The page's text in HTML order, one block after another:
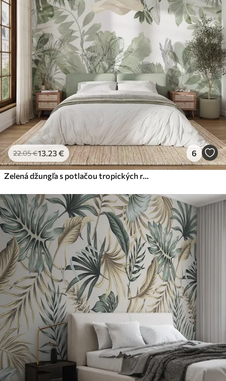
Premium
.6734.00€/m²
Prémiový vinyl
.0039.00€/m²
Peel and Stick
81.6749.00 €/m²
22.05€13 .23€ 6